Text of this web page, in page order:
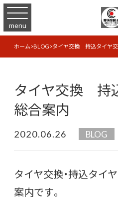
menu
ホーム>BLOG>タイヤ交換 持込タイヤ
タイヤ交換 持
総合案内
2020.06.26 BLOG
タイヤ交換・持込タイ
案内です。